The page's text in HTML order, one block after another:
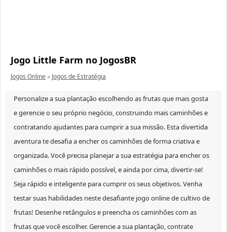
Jogo Little Farm no JogosBR
Jogos Online» Jogos de Estratégia
Personalize a sua plantação escolhendo as frutas que mais gosta
e gerencie o seu próprio negócio, construindo mais caminhões e
contratando ajudantes para cumprir a sua missão. Esta divertida
aventura te desafia a encher os caminhões de forma criativa e
organizada. Você precisa planejar a sua estratégia para encher os
caminhões o mais rápido possível, e ainda por cima, divertir-se!
Seja rápido e inteligente para cumprir os seus objetivos. Venha
testar suas habilidades neste desafiante jogo online de cultivo de
frutas! Desenhe retângulos e preencha os caminhões com as
frutas que você escolher. Gerencie a sua plantação, contrate